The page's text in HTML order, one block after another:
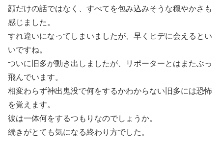
顔だけの話ではなく、すべてを包み込みそうな穏やかさも
感じました。
すれ違いになってしまいましたが、早くヒデに会えるとい
いですね。
ついに旧多が動き出しましたが、リポーターとはまたぶっ
飛んでいます。
相変わらず神出鬼没で何をするかわからない旧多には恐怖
を覚えます。
彼は一体何をするつもりなのでしょうか。
続きがとても気になる終わり方でした。